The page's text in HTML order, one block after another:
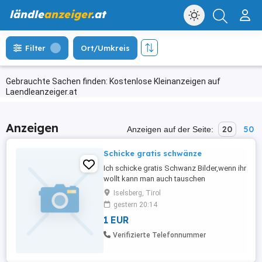
ländleanzeiger.at
Gebrauchte Sachen finden: Kostenlose Kleinanzeigen auf
Laendleanzeiger.at
Filter Ort/Umkreis
Anzeigen Anzeigen auf der Seite: 20 50
Schicke gratis schwänze
Ich schicke gratis Schwanz Bilder,wenn ihr
wollt kann man auch tauschen
Iselsberg, Tirol
gestern 20:14
1 EUR
Verifizierte Telefonnummer